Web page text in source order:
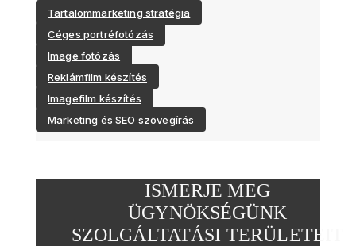
Tartalommarketing stratégia
Céges portréfotózás
Image fotózás
Reklámfilm készítés
Imagefilm készítés
Marketing és SEO szövegírás
ISMERJE MEG
ÜGYNÖKSÉGÜNK
SZOLGÁLTATÁSI TERÜLETEIT